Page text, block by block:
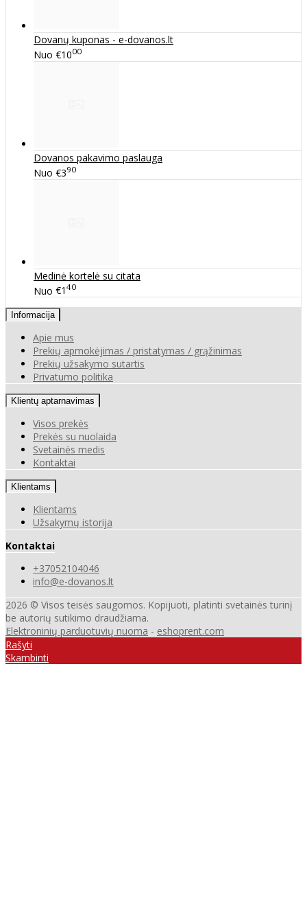
Dovanų kuponas - e-dovanos.lt
Nuo €1000
Dovanos pakavimo paslauga
Nuo €390
Medinė kortelė su citata
Nuo €1 40
Informacija
Apie mus
Prekių apmokėjimas / pristatymas / grąžinimas
Prekių užsakymo sutartis
Privatumo politika
Klientų aptarnavimas
Visos prekės
Prekės su nuolaida
Svetainės medis
Kontaktai
Klientams
Klientams
Užsakymų istorija
Kontaktai
+37052104046
info@e-dovanos.lt
2026 © Visos teisės saugomos. Kopijuoti, platinti svetainės turinį
be autorių sutikimo draudžiama.
Elektroninių parduotuvių nuoma - eshoprent.com
Rašyti
Skambinti